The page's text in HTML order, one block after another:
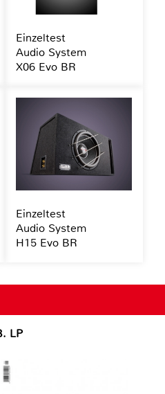
LP
Einzeltest
Audio System
X06 Evo BR
Einzeltest
Audio System
H15 Evo BR